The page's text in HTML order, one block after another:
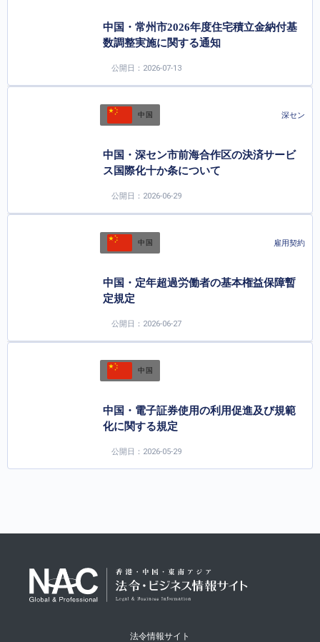
中国・常州市2026年度住宅積立金納付基
数調整実施に関する通知
公開日：2026-07-13
中国 深セン
中国・深セン市前海合作区の決済サービ
ス国際化十か条について
公開日：2026-06-29
中国 雇用契約
中国・定年超過労働者の基本権益保障暫
定規定
公開日：2026-06-27
中国
中国・電子証券使用の利用促進及び規範
化に関する規定
公開日：2026-05-29
法令情報サイト